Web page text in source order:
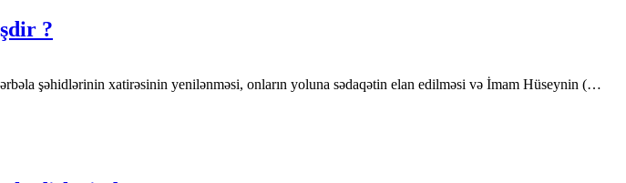
?
şəhidlərinin xatirəsinin yenilənməsi, onların yoluna sədaqətin elan edilməsi və İmam Hüseynin (…